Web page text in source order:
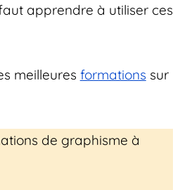
apprendre à utiliser ces
meilleures formations sur
de graphisme à